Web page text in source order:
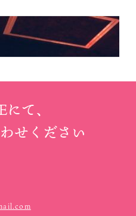
て、
せください